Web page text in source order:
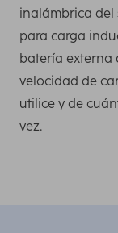
inalámbrica
para carga
batería externa
velocidad de
utilice y de
vez.